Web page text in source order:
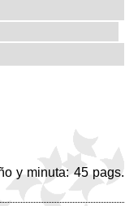
y minuta: 45 pags.